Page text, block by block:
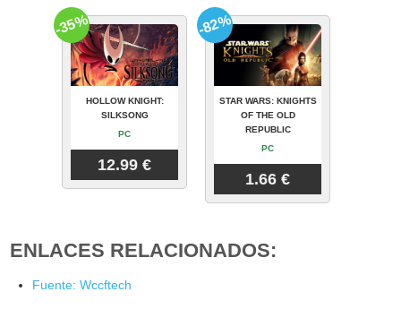
HOLLOW KNIGHT:
SILKSONG
PC
12.99 €
-35%
STAR WARS: KNIGHTS
OF THE OLD
REPUBLIC
PC
1.66 €
-82%
ENLACES RELACIONADOS:
Fuente: Wccftech